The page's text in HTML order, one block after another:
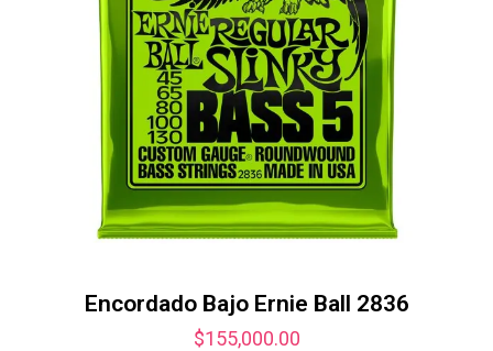
Encordado Bajo Ernie Ball 2836
$155,000.00